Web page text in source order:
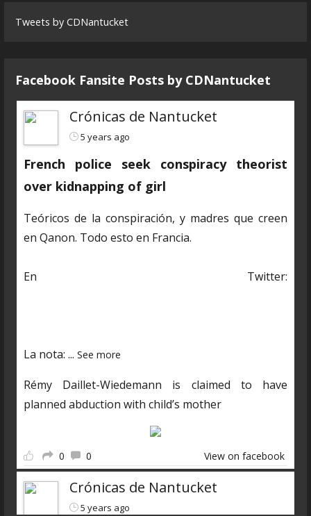
Tweets by CDNantucket
Facebook Fansite Posts by ‎CDNantucket
Crónicas de Nantucket
5 years ago
French police seek conspiracy theorist
over kidnapping of girl
Teóricos de la conspiración, y madres que creen
en Qanon. Todo esto en Francia.
En Twitter:
La nota: ... See more
Rémy Daillet-Wiedemann is claimed to have
planned abduction with child’s mother
0 0 View on facebook
Crónicas de Nantucket
5 years ago